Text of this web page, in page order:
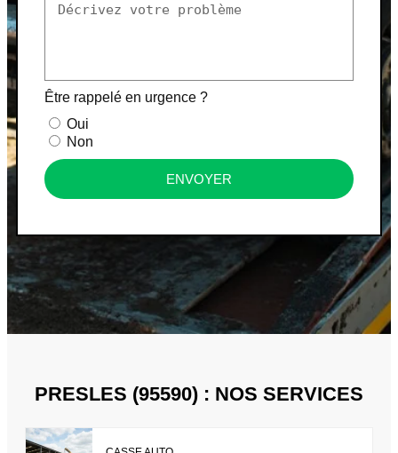
Être rappelé en urgence ?
Oui
Non
ENVOYER
PRESLES (95590) : NOS SERVICES